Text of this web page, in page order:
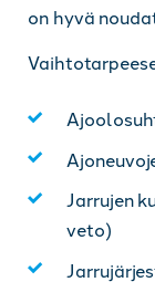
on hyvä
Jarrujen
veto)